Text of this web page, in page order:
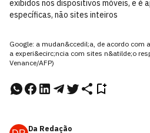
exibidos nos dispositivos móveis, e é
específicas, não sites inteiros
Google: a mudan&ccedil;a, de acordo com
a experi&ecirc;ncia com sites n&atilde;o
Venance/AFP)
Da Redação